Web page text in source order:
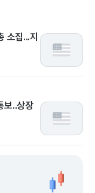
소집...지
보..상장